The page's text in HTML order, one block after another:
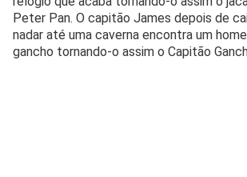
Peter Pan. O capitão James depois de
nadar até uma caverna encontra um
gancho tornando-o assim o Capitão